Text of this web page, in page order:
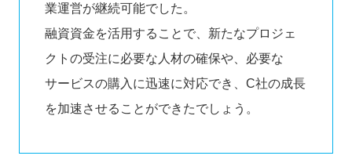
業運営が継続可能でした。
融資資金を活用することで、新たなプロジェ
クトの受注に必要な人材の確保や、必要な
サービスの購入に迅速に対応でき、C社の成長
を加速させることができたでしょう。